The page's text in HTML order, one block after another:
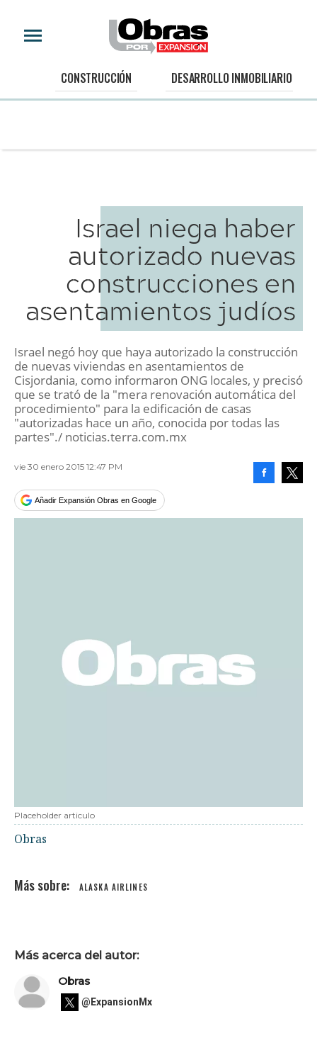
CONSTRUCCIÓN DESARROLLO INMOBILIARIO
Israel niega haber
autorizado nuevas
construcciones en
asentamientos judíos
Israel negó hoy que haya autorizado la construcción
de nuevas viviendas en asentamientos de
Cisjordania, como informaron ONG locales, y precisó
que se trató de la "mera renovación automática del
procedimiento" para la edificación de casas
"autorizadas hace un año, conocida por todas las
partes"./ noticias.terra.com.mx
vie 30 enero 2015 12:47 PM
Añadir Expansión Obras en Google
Placeholder articulo
Obras
ALASKA AIRLINES
Más acerca del autor:
Obras
@ExpansionMx